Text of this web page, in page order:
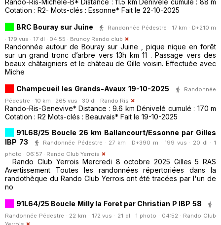
Rando-Ris-Michele-B* Distance : 11.5 km Dénivelé cumulé : 88 m
Cotation : R2- Mots-clés : Essonne* Fait le 22-10-2025
BRC Bouray sur Juine
Randonnée Pédestre · 17 km · D+210 m
· 179 vus · 17 dl · 04:55 · Brunoy Rando club
Randonnée autour de Bouray sur Juine , pique nique en forêt
sur un grand tronc d’arbre vers 13h km 11 . Passage vers des
beaux châtaigniers et le château de Gille voisin. Effectuée avec
Miche
Champcueil les Grands-Avaux 19-10-2025
Randonnée
Pédestre · 10 km · 265 vus · 30 dl · Rando Ris
Rando-Ris-Genevive* Distance : 9.6 km Dénivelé cumulé : 170 m
Cotation : R2 Mots-clés : Beauvais* Fait le 19-10-2025
91L68/25 Boucle 26 km Ballancourt/Essonne par Gilles
IBP 73
Randonnée Pédestre · 27 km · D+390 m · 199 vus · 20 dl · 1
photo · 06:57 · Rando Club Yerrois
Rando Club Yerrois Mercredi 8 octobre 2025 Gilles 5 RAS
Avertissement Toutes les randonnées répertoriées dans la
randothèque du Rando Club Yerrois ont été tracées par l'un de
no
91L64/25 Boucle Milly la Foret par Christian P IBP 58
Randonnée Pédestre · 22 km · 172 vus · 21 dl · 1 photo · 04:52 · Rando Club